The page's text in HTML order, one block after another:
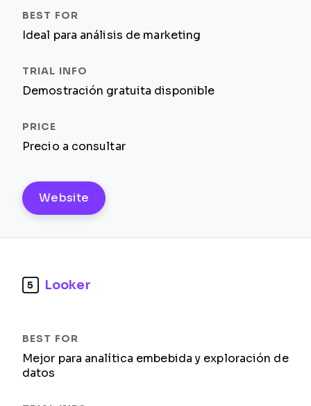
Ideal para análisis de marketing
Demostración gratuita disponible
Precio a consultar
Website
5 Looker
Mejor para analítica embebida y exploración de
datos